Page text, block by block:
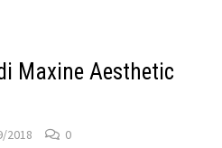
Maxine Aesthetic
2018 0